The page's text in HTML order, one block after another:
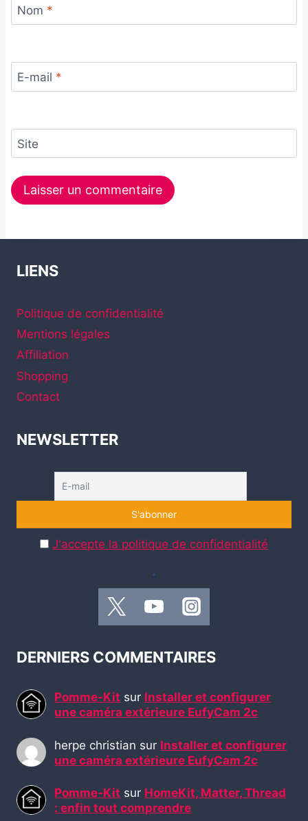
Nom *
E-mail *
Site
LIENS
Politique de confidentialité
Mentions légales
Affiliation
Shopping
Contact
NEWSLETTER
J'accepte la politique de confidentialité
.
DERNIERS COMMENTAIRES
Pomme-Kit sur Installer et configurer
une caméra extérieure EufyCam 2c
herpe christian sur Installer et configurer
une caméra extérieure EufyCam 2c
Pomme-Kit sur HomeKit, Matter, Thread
: enfin tout comprendre